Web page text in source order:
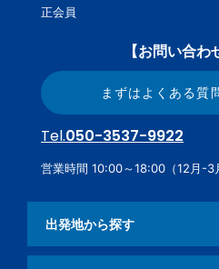
正会員
【お問い合わ
まずはよくある質
Tel.050-3537-9922
営業時間 10:00～18:00（12月-3
出発地から探す